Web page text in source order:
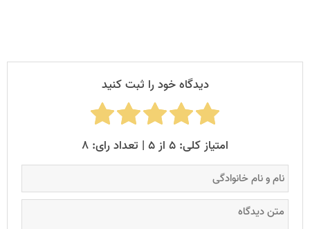
دیدگاه خود را ثبت کنید
امتیاز کلی: ۵ از ۵ | تعداد رای: ۸